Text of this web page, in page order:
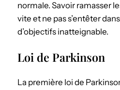
normale. Savoir ramasser
vite et ne pas s’entêter
d’objectifs inatteignable.
Loi de Parkinson
La première loi de